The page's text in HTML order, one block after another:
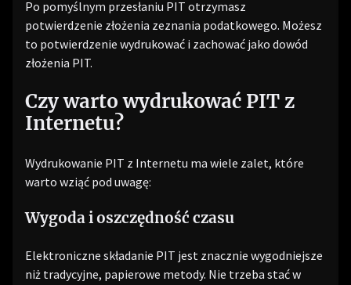
Po pomyślnym przesłaniu PIT otrzymasz
potwierdzenie złożenia zeznania podatkowego. Możesz
to potwierdzenie wydrukować i zachować jako dowód
złożenia PIT.
Czy warto wydrukować PIT z
Internetu?
Wydrukowanie PIT z Internetu ma wiele zalet, które
warto wziąć pod uwagę:
Wygoda i oszczędność czasu
Elektroniczne składanie PIT jest znacznie wygodniejsze
niż tradycyjne, papierowe metody. Nie trzeba stać w